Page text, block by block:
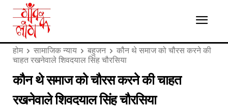
होम सामाजिक न्याय बहुजन
कौन थे समाज को चौरस करने की
चाहत रखनेवाले शिवदयाल सिंह चौरसिया
कौन थे समाज को चौरस करने की चाहत
रखनेवाले शिवदयाल सिंह चौरसिया